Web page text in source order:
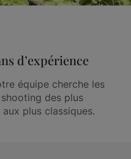
d’expérience
équipe cherche les
des plus
plus classiques.